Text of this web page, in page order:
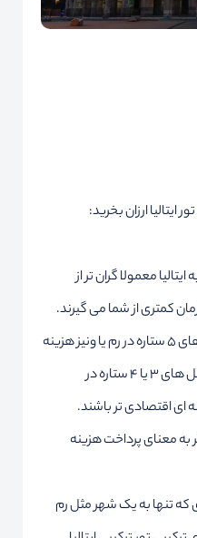
ایتالیا ارزان بخرید:
معمولا گران تر از
کمتری از شما می گیرند.
اقامت در هتل های ۵ ستاره در رم یا ونیز هزینه
قابل توجهی دارند؛ در حالی که هتل های ۳ یا ۴ ستاره در
ای اقتصادی تر باشند.
به معنای پرداخت هزینه
تنها به یک شهر مثل رم